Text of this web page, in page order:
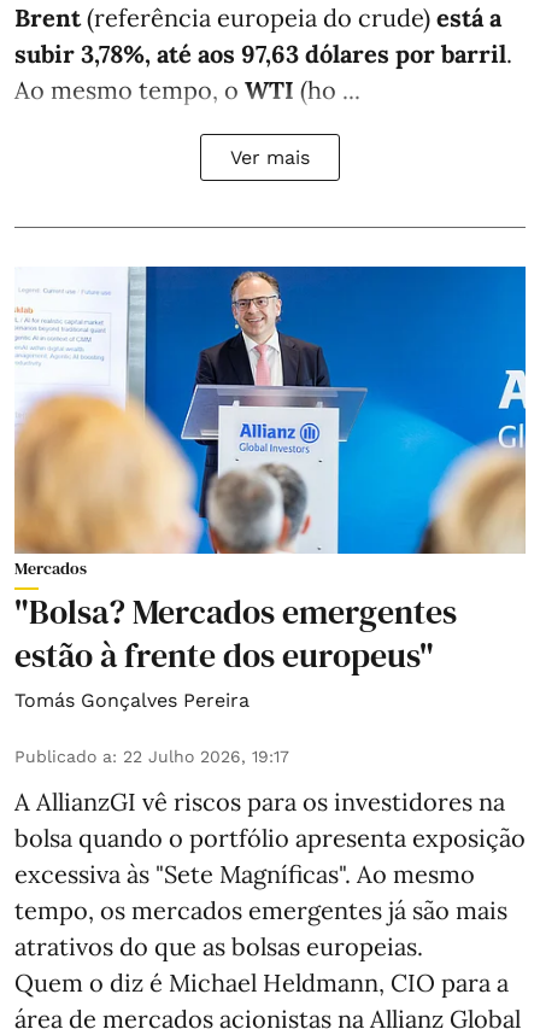
Brent(referência europeia do crude) está a
subir 3,78%, até aos 97,63 dólares por barril.
Ao mesmo tempo, o WTI (ho ...
Ver mais
Mercados
"Bolsa? Mercados emergentes
estão à frente dos europeus"
Tomás Gonçalves Pereira
Publicado a: 22 Julho 2026, 19:17
A AllianzGI vê riscos para os investidores na
bolsa quando o portfólio apresenta exposição
excessiva às "Sete Magníficas". Ao mesmo
tempo, os mercados emergentes já são mais
atrativos do que as bolsas europeias.
Quem o diz é Michael Heldmann, CIO para a
área de mercados acionistas na Allianz Global